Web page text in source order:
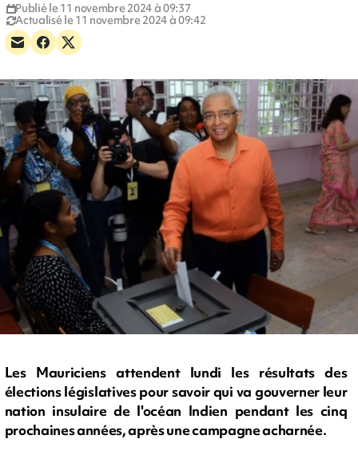
Publié le 11 novembre 2024 à 09:37
Actualisé le 11 novembre 2024 à 09:42
Les Mauriciens attendent lundi les résultats des
élections législatives pour savoir qui va gouverner leur
nation insulaire de l'océan Indien pendant les cinq
prochaines années, après une campagne acharnée.